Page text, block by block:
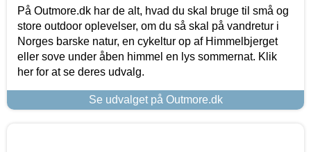
På Outmore.dk har de alt, hvad du skal bruge til små og
store outdoor oplevelser, om du så skal på vandretur i
Norges barske natur, en cykeltur op af Himmelbjerget
eller sove under åben himmel en lys sommernat. Klik
her for at se deres udvalg.
Se udvalget på Outmore.dk